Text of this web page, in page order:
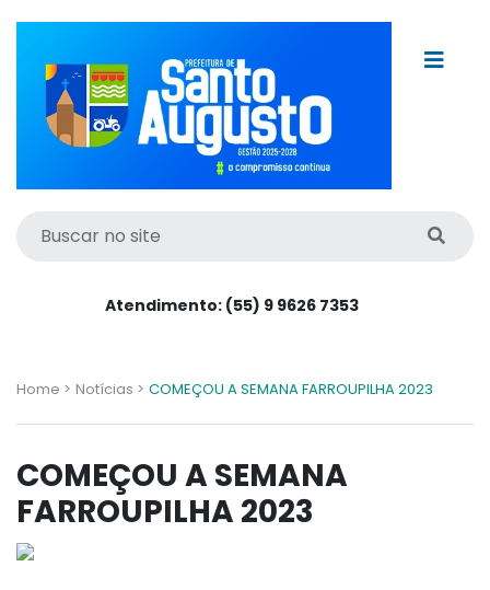
Atendimento: (55) 9 9626 7353
Home > Notícias > COMEÇOU A SEMANA FARROUPILHA 2023
COMEÇOU A SEMANA
FARROUPILHA 2023